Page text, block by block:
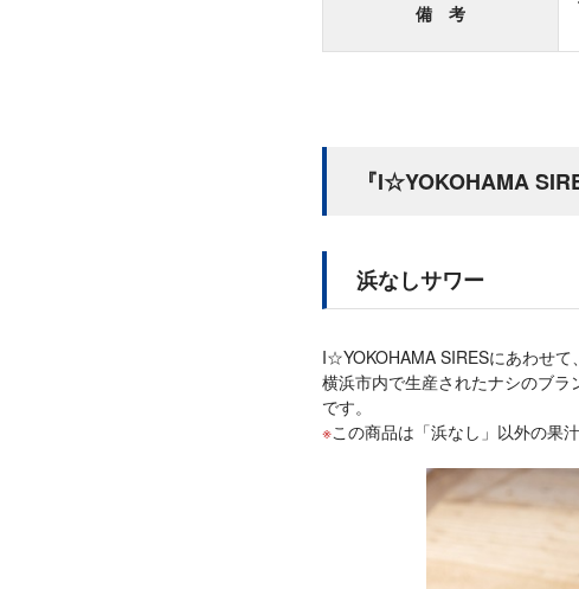
備 考
『I☆YOKOHAMA
浜なしサワー
I☆YOKOHAMA SIRESにあわせて
横浜市内で生産されたナシのブ
です。
この商品は「浜なし」以外の果